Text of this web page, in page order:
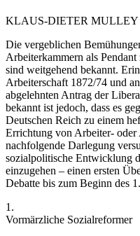
KLAUS-DIETER MULLEY
Die vergeblichen
Arbeiterkammern als
sind weitgehend bekannt.
Arbeiterschaft 1872/74 und
abgelehnten Antrag der
bekannt ist jedoch, dass es
Deutschen Reich zu einem
Errichtung von Arbeiter- oder
nachfolgende Darlegung
sozialpolitische Entwicklung
einzugehen – einen ersten
Debatte bis zum Beginn des
1.
Vormärzliche Sozialreformer